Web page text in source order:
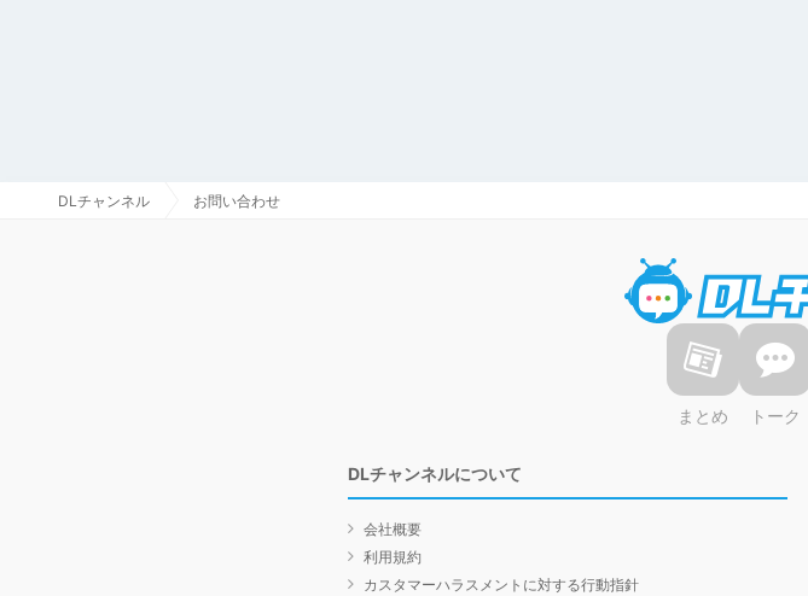
DLチャンネル お問い合わせ
まとめ トーク
DLチャンネルについて
会社概要
利用規約
カスタマーハラスメントに対する行動指針